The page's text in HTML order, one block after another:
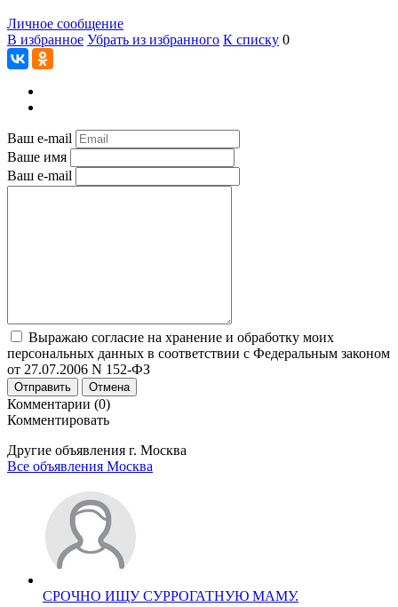
Личное сообщение
В избранное Убрать из избранного К списку 0
Ваш e-mail
Ваше имя
Ваш e-mail
Выражаю согласие на хранение и обработку моих
персональных данных в соответствии с Федеральным законом
от 27.07.2006 N 152-ФЗ
Отправить Отмена
Комментарии (0)
Комментировать
Другие объявления г. Москва
Все объявления Москва
СРОЧНО ИЩУ СУРРОГАТНУЮ МАМУ.